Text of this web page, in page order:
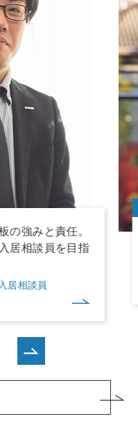
の強みと責任。
居相談員を目指
居相談員